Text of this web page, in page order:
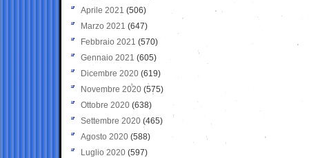
Aprile 2021 (506)
Marzo 2021 (647)
Febbraio 2021 (570)
Gennaio 2021 (605)
Dicembre 2020 (619)
Novembre 2020 (575)
Ottobre 2020 (638)
Settembre 2020(465)
Agosto 2020 (588)
Luglio 2020 (597)